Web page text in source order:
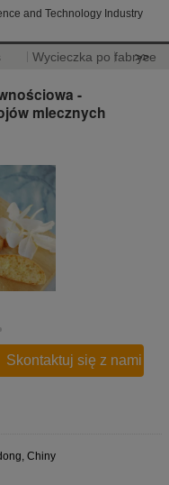
and Technology Industry
Wycieczka po fabryce
>>
-
mlecznych
Skontaktuj się z nami
Chiny